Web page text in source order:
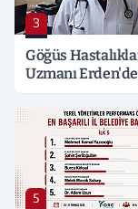
3
Göğüs
Uzmanı
5